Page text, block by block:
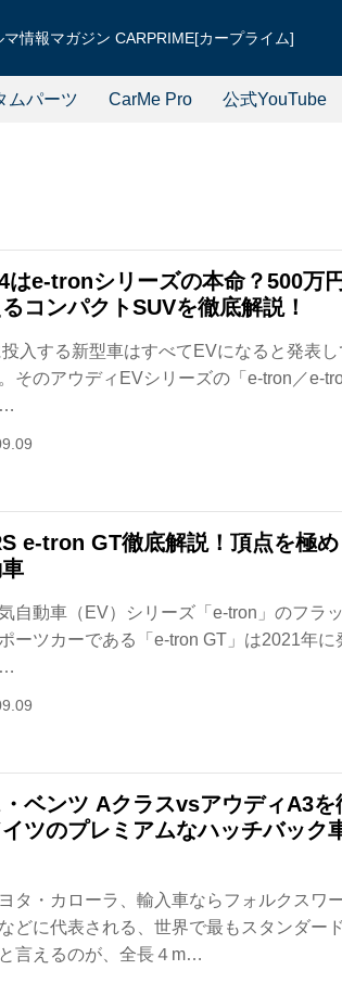
情報マガジン CARPRIME[カープライム]
ムパーツ CarMe Pro 公式YouTube
はe-tronシリーズの本命？500万円
コンパクトSUVを徹底解説！
入する新型車はすべてEVになると発表し
そのアウディEVシリーズの「e-tron／e-
…
e-tron GT徹底解説！頂点を極め
自動車（EV）シリーズ「e-tron」のフラッ
ーツカーである「e-tron GT」は2021年に
…
ベンツ AクラスvsアウディA3を
ツのプレミアムなハッチバック
タ・カローラ、輸入車ならフォルクスワ
どに代表される、世界で最もスタンダー
言えるのが、全長４m…